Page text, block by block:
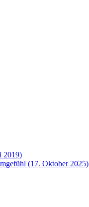
2019)
(17. Oktober 2025)